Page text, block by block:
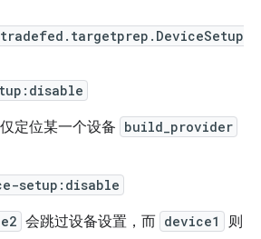
定位某一个设备 build_provider
setup:disable
会跳过设备设置，而 device1
则